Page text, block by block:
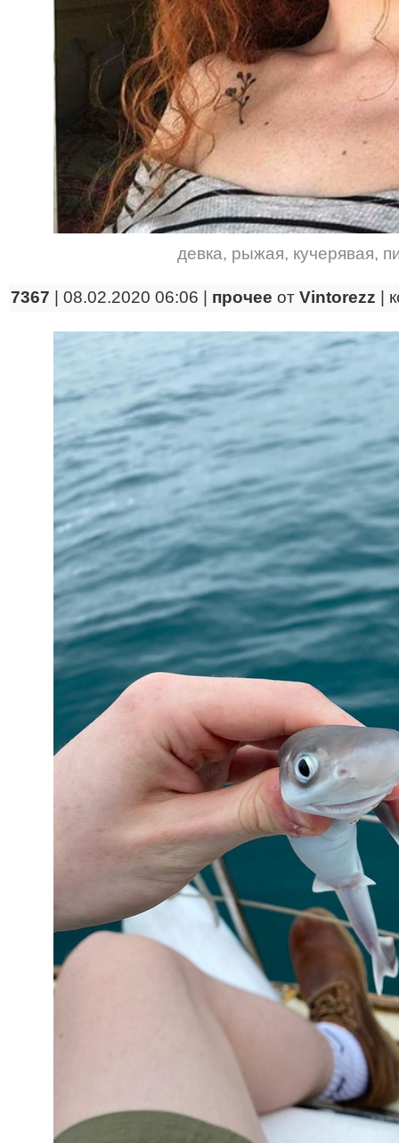
девка, рыжая, кучерявая,
7367 | 08.02.2020 06:06 | прочее от Vintorezz